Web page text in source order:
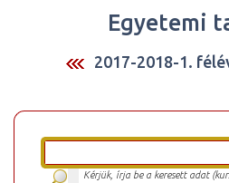
Egyetemi
2017-2018-1.
Kérjük, írja be a keresett adat